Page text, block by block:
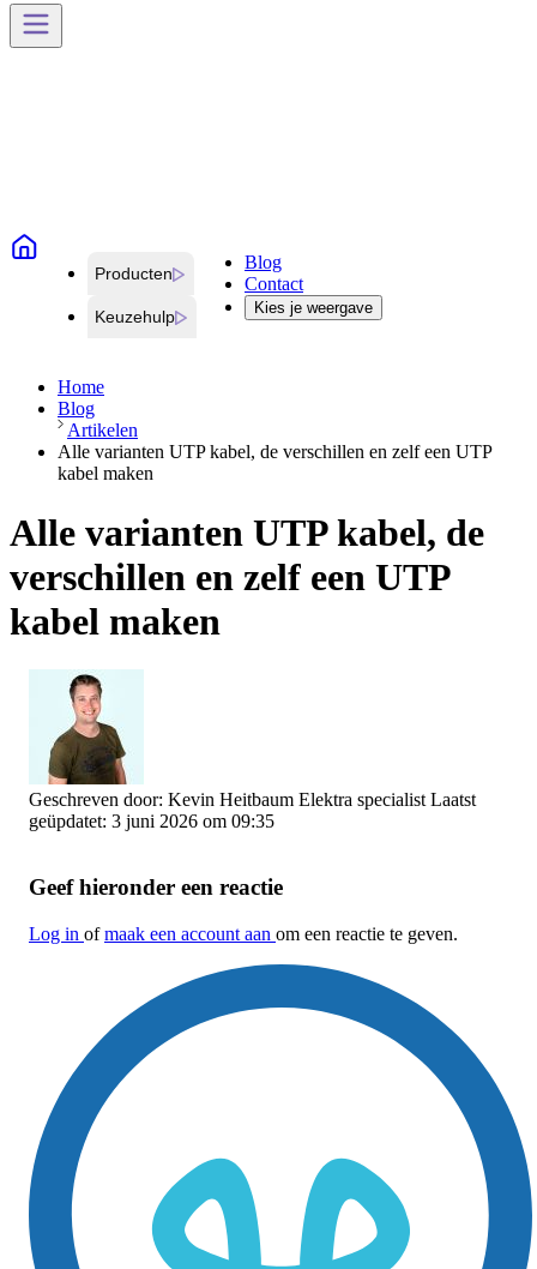
Producten
Keuzehulp
Blog
Contact
Kies je weergave
Home
Blog
Artikelen
Alle varianten UTP kabel, de verschillen en zelf een UTP
kabel maken
Alle varianten UTP kabel, de
verschillen en zelf een UTP
kabel maken
Geschreven door: Kevin Heitbaum Elektra specialist Laatst
geüpdatet: 3 juni 2026 om 09:35
Geef hieronder een reactie
Log in ofmaak een account aan om een reactie te geven.